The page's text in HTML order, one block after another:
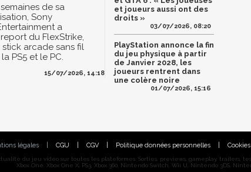
de sa
Sony
a
du FlexStrike,
arcade sans fil
PS5 et le PC.
15/07/2026, 14:18
et joueurs aussi ont des
droits »
03/07/2026, 08:20
PlayStation annonce la fin
du jeu physique à partir
de Janvier 2028, les
joueurs rentrent dans
une colère noire
01/07/2026, 15:16
légales CGU CGV Politique données personnelles Cookies
du jeu vidéo sur toutes les plateformes. Sorties, previews, gameplay, trailers,
Xbox One, Xbox One X, PS3, Xbox 360, Nintendo Switch, Wii U, Nintendo 3DS,